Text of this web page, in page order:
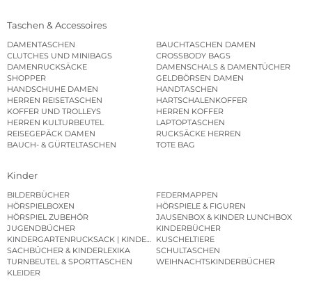
Taschen & Accessoires
DAMENTASCHEN
BAUCHTASCHEN DAMEN
CLUTCHES UND MINIBAGS
CROSSBODY BAGS
DAMENRUCKSÄCKE
DAMENSCHALS & DAMENTÜCHER
SHOPPER
GELDBÖRSEN DAMEN
HANDSCHUHE DAMEN
HANDTASCHEN
HERREN REISETASCHEN
HARTSCHALENKOFFER
KOFFER UND TROLLEYS
HERREN KOFFER
HERREN KULTURBEUTEL
LAPTOPTASCHEN
REISEGEPÄCK DAMEN
RUCKSÄCKE HERREN
BAUCH- & GÜRTELTASCHEN
TOTE BAG
Kinder
BILDERBÜCHER
FEDERMAPPEN
HÖRSPIELBOXEN
HÖRSPIELE & FIGUREN
HÖRSPIEL ZUBEHÖR
JAUSENBOX & KINDER LUNCHBOX
JUGENDBÜCHER
KINDERBÜCHER
KINDERGARTENRUCKSACK | KINDERGARTENBEUTEL
KUSCHELTIERE
SACHBÜCHER & KINDERLEXIKA
SCHULTASCHEN
TURNBEUTEL & SPORTTASCHEN
WEIHNACHTSKINDERBÜCHER
KLEIDER